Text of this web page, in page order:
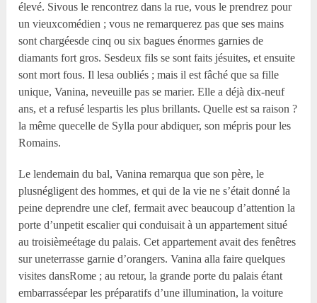
élevé. Sivous le rencontrez dans la rue, vous le prendrez pour
un vieuxcomédien ; vous ne remarquerez pas que ses mains
sont chargéesde cinq ou six bagues énormes garnies de
diamants fort gros. Sesdeux fils se sont faits jésuites, et ensuite
sont mort fous. Il lesa oubliés ; mais il est fâché que sa fille
unique, Vanina, neveuille pas se marier. Elle a déjà dix-neuf
ans, et a refusé lespartis les plus brillants. Quelle est sa raison ?
la même quecelle de Sylla pour abdiquer, son mépris pour les
Romains.
Le lendemain du bal, Vanina remarqua que son père, le
plusnégligent des hommes, et qui de la vie ne s’était donné la
peine deprendre une clef, fermait avec beaucoup d’attention la
porte d’unpetit escalier qui conduisait à un appartement situé
au troisièmeétage du palais. Cet appartement avait des fenêtres
sur uneterrasse garnie d’orangers. Vanina alla faire quelques
visites dansRome ; au retour, la grande porte du palais étant
embarrasséepar les préparatifs d’une illumination, la voiture